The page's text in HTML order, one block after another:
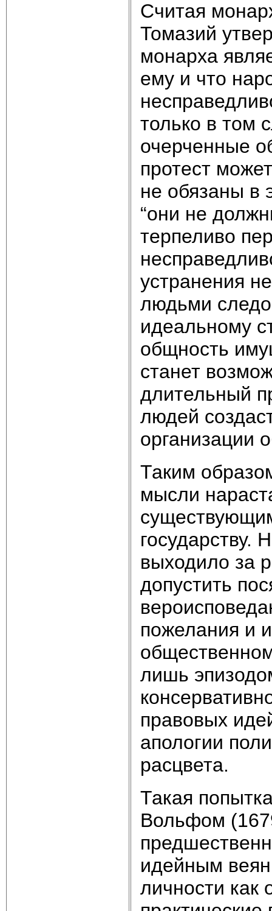
Считая
Томазий
монарха
ему и что
только в том
очерченные
протест
не обязаны в
“они не
терпеливо
устранения
людьми
идеальному
общность
станет
длительный
людей
организации
Таким
мысли
выходило за
допустить
пожелания и
лишь
правовых
апологии
расцвета.
Такая
Вольфом
идейным
личности как